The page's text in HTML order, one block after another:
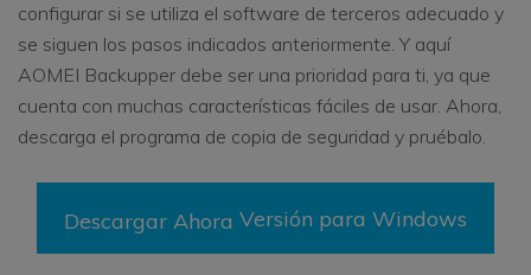
configurar si se utiliza el software de terceros adecuado y
se siguen los pasos indicados anteriormente. Y aquí
AOMEI Backupper debe ser una prioridad para ti, ya que
cuenta con muchas características fáciles de usar. Ahora,
descarga el programa de copia de seguridad y pruébalo.
Descargar Ahora Versión para Windows